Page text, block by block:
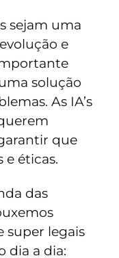
sejam uma
e
solução
As IA’s
que
e éticas.
das
super legais
dia a dia: